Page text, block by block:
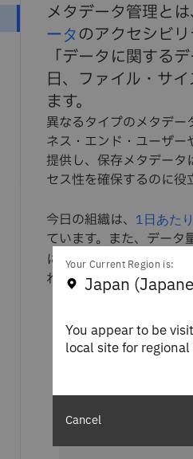
メタデータ管理とは
ータのアクセシビ
「データに関する
日、ファイル・サ
ます。
異なるタイプのメタデー
ネス・エンド・ユーザ
提供し、保存メタデータ
セス性を確保するのに役
今日の組織は、 1日あた
ています。また、デー
に
393.9ゼタバイト
れば、データ（およびビ
The DX
AI活用のグローバル
ご氏名（姓）*
Your Current Region is:
Japan
You appear to be
local site for
Cancel